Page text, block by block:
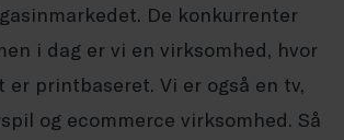
De konkurrenter
i dag er vi en virksomhed, hvor
er printbaseret. Vi er også en tv,
og ecommerce virksomhed. Så